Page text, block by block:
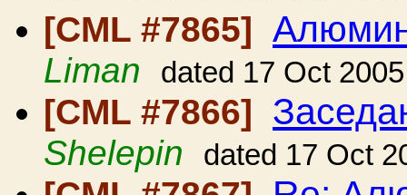
[CML #7865]
Liman dated 17 Oct 2005
[CML #7866]
Shelepin dated 17 Oct